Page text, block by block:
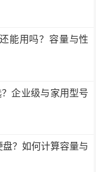
能用吗？容量与性
企业级与家用型号
？如何计算容量与